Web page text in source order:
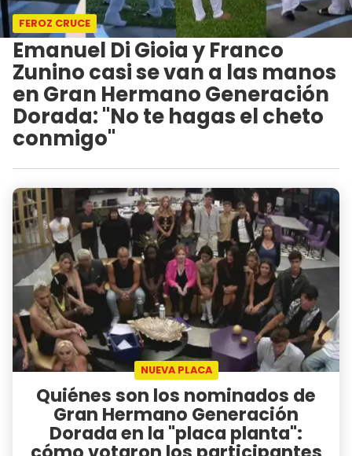
FEROZ CRUCE
Emanuel Di Gioia y Franco
Zunino casi se van a las manos
en Gran Hermano Generación
Dorada: "No te hagas el cheto
conmigo"
NUEVA PLACA
Quiénes son los nominados de
Gran Hermano Generación
Dorada en la "placa planta":